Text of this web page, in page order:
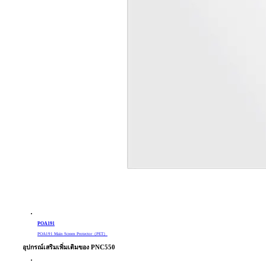
POA191
POA191 Main Screen Protector（PET）
อุปกรณ์เสริมเพิ่มเติมของ PNC550